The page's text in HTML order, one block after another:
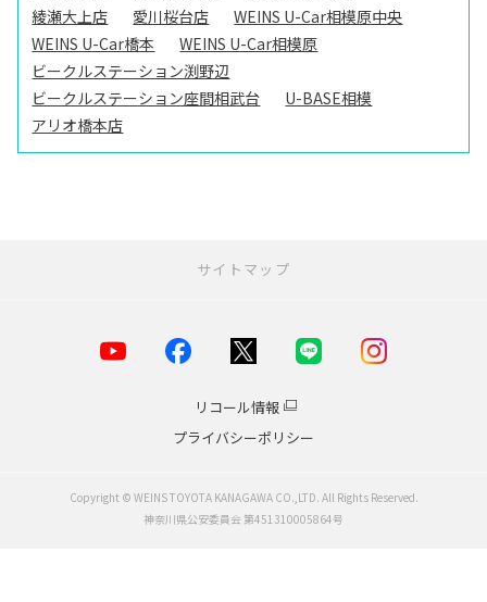
綾瀬大上店
愛川桜台店
WEINS U-Car相模原中央
WEINS U-Car橋本
WEINS U-Car相模原
ビークルステーション渕野辺
ビークルステーション座間相武台
U-BASE相模
アリオ橋本店
サイトマップ
鎌倉・湘南エリア
リコール情報
プライバシーポリシー
Copyright © WEINS TOYOTA KANAGAWA CO.,LTD. All Rights Reserved.
神奈川県公安委員会 第451310005864号